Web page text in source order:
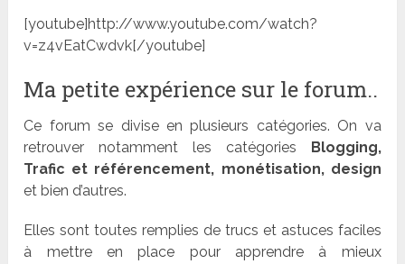
[youtube]http://www.youtube.com/watch?
v=z4vEatCwdvk[/youtube]
Ma petite expérience sur le forum..
Ce forum se divise en plusieurs catégories. On va
retrouver notamment les catégories
Blogging,
Trafic et référencement, monétisation, design
et bien d’autres.
Elles sont toutes remplies de trucs et astuces faciles
à mettre en place pour apprendre à mieux